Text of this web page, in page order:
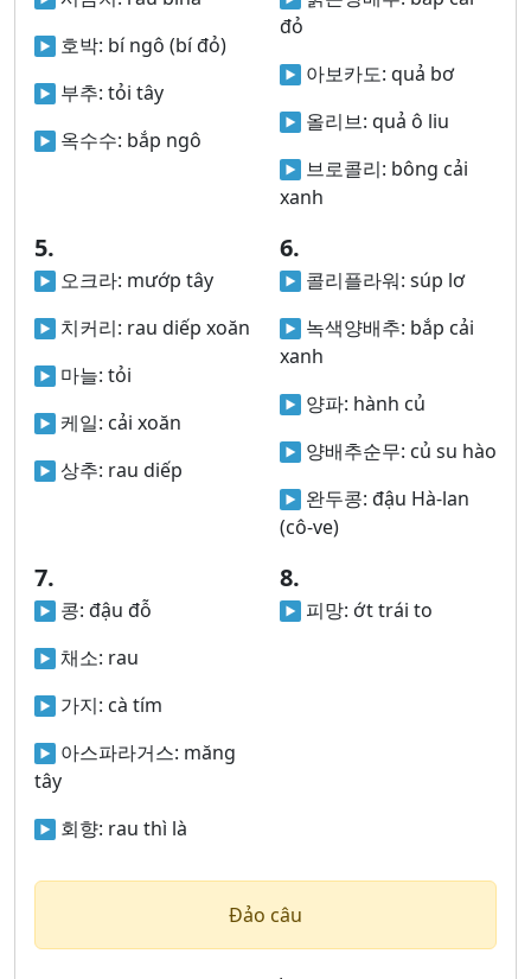
호박: bí ngô (bí đỏ)
부추: tỏi tây
옥수수: bắp ngô
đỏ
아보카도: quả bơ
올리브: quả ô liu
브로콜리: bông cải
xanh
5.
오크라: mướp tây
치커리: rau diếp xoăn
마늘: tỏi
케일: cải xoăn
상추: rau diếp
6.
콜리플라워: súp lơ
녹색양배추: bắp cải
xanh
양파: hành củ
양배추순무: củ su hào
완두콩: đậu Hà-lan
(cô-ve)
7.
콩: đậu đỗ
채소: rau
가지: cà tím
아스파라거스: măng
tây
회향: rau thì là
8.
피망: ớt trái to
Đảo câu